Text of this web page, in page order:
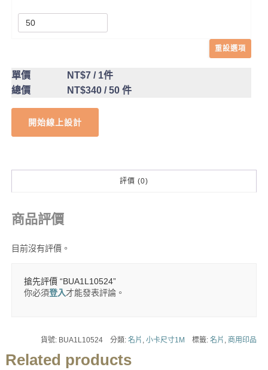
重設選項
單價 NT$7/ 1件
總價
NT$340/ 50 件
開始線上設計
評價 (0)
商品評價
目前沒有評價。
搶先評價 “BUA1L10524”
你必須登入才能發表評論。
貨號: BUA1L10524 分類:名片 ,小卡尺寸1M 標籤:名片 ,商用印品
Related products